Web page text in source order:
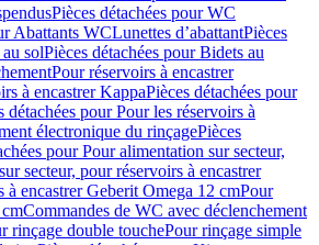
Pièces détachées pour WC
Abattants WCLunettes d’abattantPièces
solPièces détachées pour Bidets au
Pour réservoirs à encastrer
à encastrer KappaPièces détachées pour
détachées pour Pour les réservoirs à
électronique du rinçagePièces
pour Pour alimentation sur secteur,
secteur, pour réservoirs à encastrer
à encastrer Geberit Omega 12 cmPour
Commandes de WC avec déclenchement
rinçage double touchePour rinçage simple